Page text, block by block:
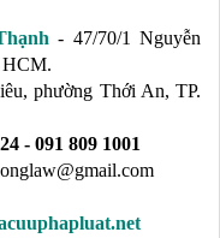
- 47/70/1 Nguyễn
HCM.
phường Thới An, TP.
- 091 809 1001